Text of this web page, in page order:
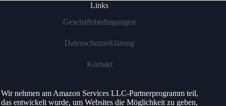
Links
Geschäftsbedingungen
Datenschutzerklärung
Kontakt
Wir nehmen am Amazon Services LLC-Partnerprogramm teil,
das entwickelt wurde, um Websites die Möglichkeit zu geben,